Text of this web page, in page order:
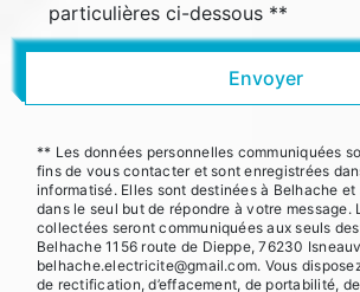
particulières ci-dessous **
Envoyer
** Les données personnelles communiquées
fins de vous contacter et sont enregistrées
informatisé. Elles sont destinées à Belhache
dans le seul but de répondre à votre message.
collectées seront communiquées aux seuls
Belhache 1156 route de Dieppe, 76230
belhache.electricite@gmail.com. Vous
de rectification, d’effacement, de portabilité,